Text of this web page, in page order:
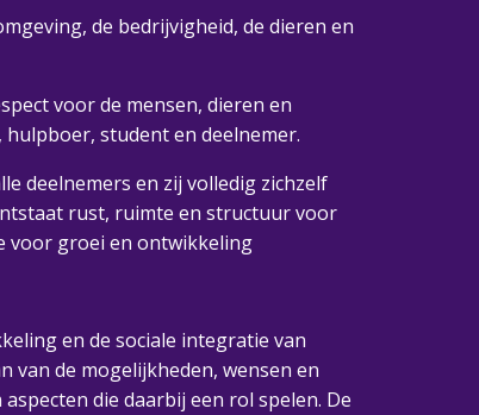
de bedrijvigheid, de dieren en
voor de mensen, dieren en
student en deelnemer.
deelnemers en zij volledig zichzelf
rust, ruimte en structuur voor
voor groei en ontwikkeling
en de sociale integratie van
van de mogelijkheden, wensen en
die daarbij een rol spelen. De